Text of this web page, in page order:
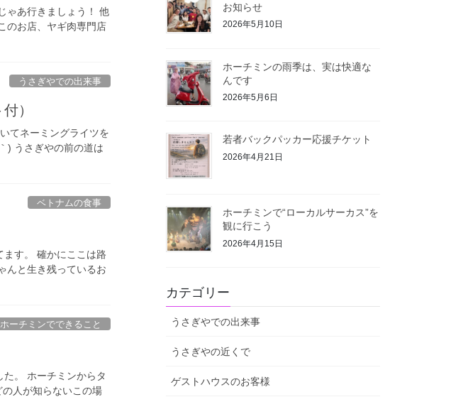
ゃあ行きましょう！ 他
のお店、ヤギ肉専門店
うさぎやでの出来事
）
てネーミングライツを
) うさぎやの前の道は
ベトナムの食事
す。 確かにここは路
んと生き残っているお
ホーチミンでできること
。 ホーチミンからタ
人が知らないこの場
お知らせ
2026年5月10日
ホーチミンの雨季は、実は快適な
んです
2026年5月6日
若者バックパッカー応援チケット
2026年4月21日
ホーチミンで“ローカルサーカス”を
観に行こう
2026年4月15日
カテゴリー
うさぎやでの出来事
うさぎやの近くで
ゲストハウスのお客様